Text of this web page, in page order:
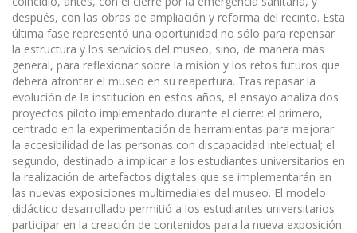
después, con las obras de ampliación y reforma del recinto. Esta
última fase representó una oportunidad no sólo para repensar
la estructura y los servicios del museo, sino, de manera más
general, para reflexionar sobre la misión y los retos futuros que
deberá afrontar el museo en su reapertura. Tras repasar la
evolución de la institución en estos años, el ensayo analiza dos
proyectos piloto implementado durante el cierre: el primero,
centrado en la experimentación de herramientas para mejorar
la accesibilidad de las personas con discapacidad intelectual; el
segundo, destinado a implicar a los estudiantes universitarios en
la realización de artefactos digitales que se implementarán en
las nuevas exposiciones multimediales del museo. El modelo
didáctico desarrollado permitió a los estudiantes universitarios
participar en la creación de contenidos para la nueva exposición.